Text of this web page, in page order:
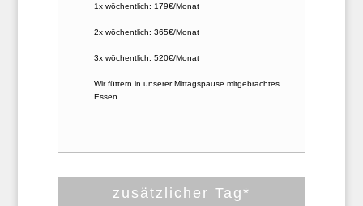
1x wöchentlich: 179€/Monat
2x wöchentlich: 365€/Monat
3x wöchentlich: 520€/Monat
Wir füttern in unserer Mittagspause mitgebrachtes
Essen.
zusätzlicher Tag*